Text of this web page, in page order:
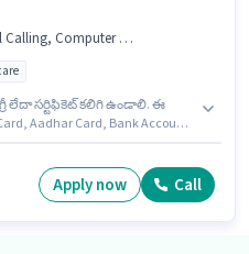
PAN Card, Bank Account
లేదా సర్టిఫికెట్ కలిగి ఉండాలి. ఈ
Aadhar Card, Bank Account
లో నిపుణుడిగా ఉండాలి.
Apply now Call